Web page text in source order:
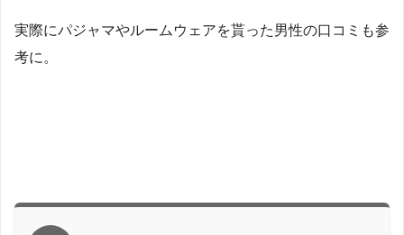
実際にパジャマやルームウェアを貰った男性の口コミも参
考に。